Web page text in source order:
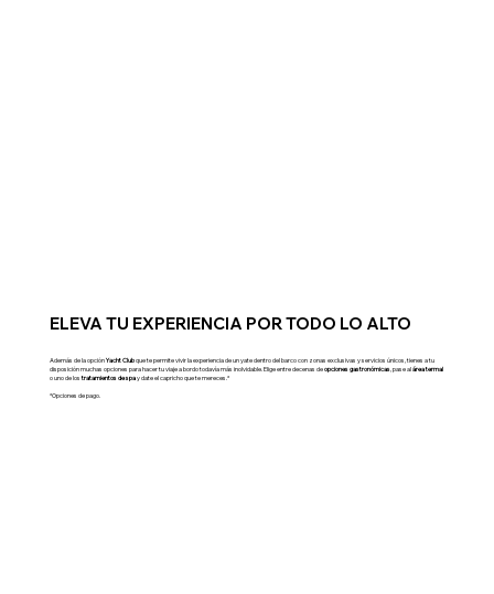
ELEVA TU EXPERIENCIA POR TODO LO ALTO
Además de la opciónYacht Clubque te permite vivir la experiencia de un yate dentro del barco con zonas exclusivas y servicios únicos, tienes a tu
disposición muchas opciones para hacer tu viaje a bordo todavía más inolvidable. Elige entre decenas deopciones gastronómicas , pase alárea termal
o uno de los tratamientos de spay date el capricho que te mereces.*
*Opciones de pago.